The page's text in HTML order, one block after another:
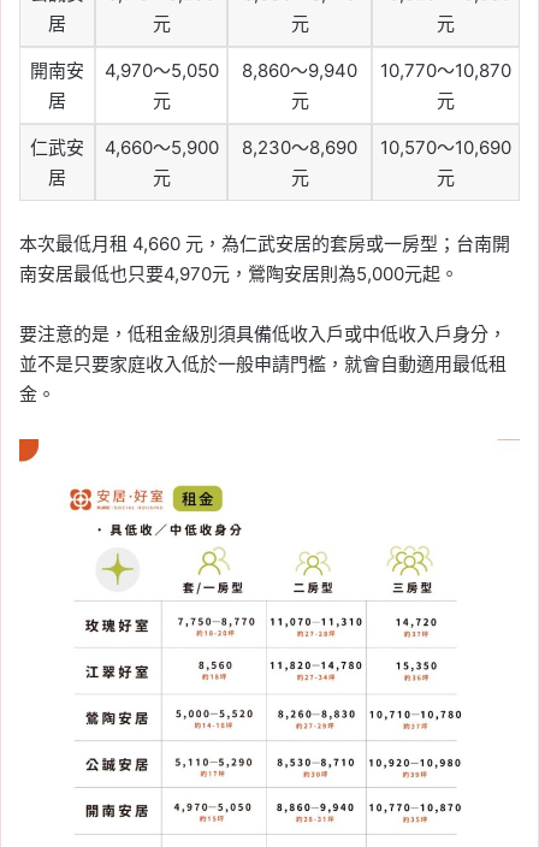
居
元
元
元
開南安
居
4,970～5,050
元
8,860～9,940
元
10,770～10,870
元
仁武安
居
4,660～5,900
元
8,230～8,690
元
10,570～10,690
元
本次最低月租 4,660 元，為仁武安居的套房或一房型；台南開
南安居最低也只要4,970元，鶯陶安居則為5,000元起。
要注意的是，低租金級別須具備低收入戶或中低收入戶身分，
並不是只要家庭收入低於一般申請門檻，就會自動適用最低租
金。